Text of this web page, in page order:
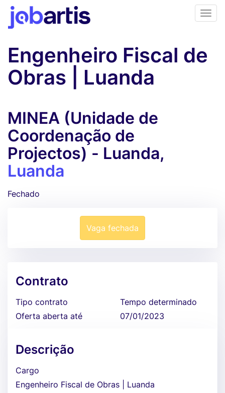
Engenheiro Fiscal de
Obras | Luanda
MINEA (Unidade de
Coordenação de
Projectos) - Luanda,
Luanda
Fechado
Vaga fechada
Contrato
Tipo contrato
Tempo determinado
Oferta aberta até
07/01/2023
Descrição
Cargo
Engenheiro Fiscal de Obras | Luanda